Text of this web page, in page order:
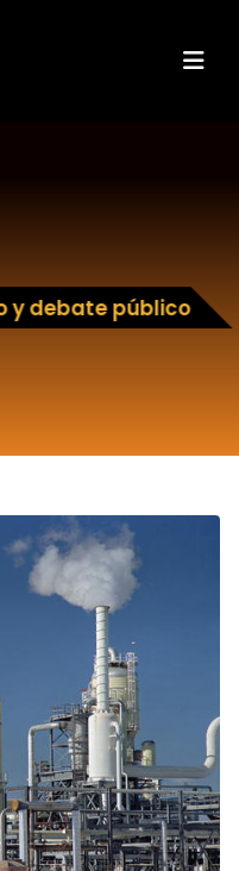
y debate público